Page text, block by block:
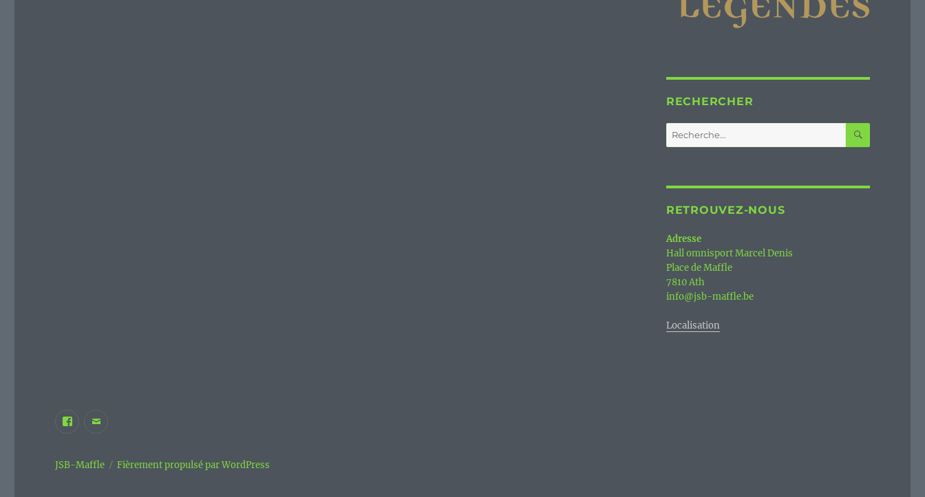
RECHERCHER
Recherche
pour :
RETROUVEZ-NOUS
Adresse
Hall omnisport Marcel Denis
Place de Maffle
7810 Ath
info@jsb-maffle.be
Localisation
Facebook
JSB
Maffle
E-
JSB-Maffle Fièrement propulsé par WordPress